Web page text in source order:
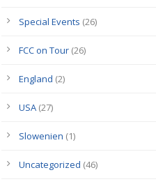
Special Events (26)
FCC on Tour (26)
England (2)
USA (27)
Slowenien (1)
Uncategorized (46)